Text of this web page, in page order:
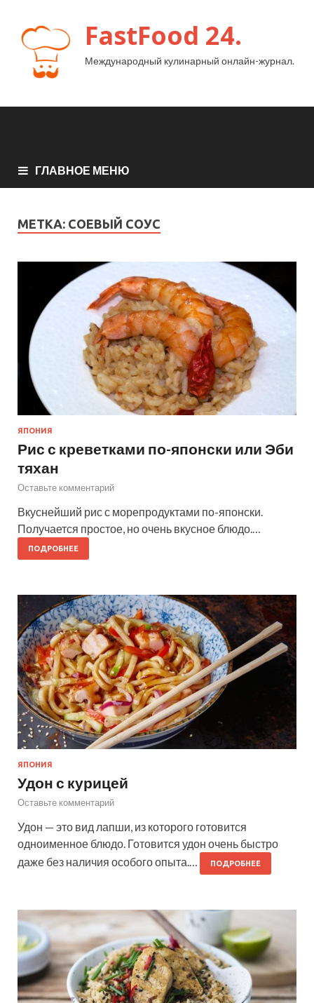
FastFood 24.
Международный кулинарный онлайн-журнал.
ГЛАВНОЕ МЕНЮ
МЕТКА: СОЕВЫЙ СОУС
ЯПОНИЯ
Рис с креветками по-японски или Эби
тяхан
Оставьте комментарий
Вкуснейший рис с морепродуктами по-японски.
Получается простое, но очень вкусное блюдо.…
ПОДРОБНЕЕ
ЯПОНИЯ
Удон с курицей
Оставьте комментарий
Удон — это вид лапши, из которого готовится
одноименное блюдо. Готовится удон очень быстро
даже без наличия особого опыта.…
ПОДРОБНЕЕ